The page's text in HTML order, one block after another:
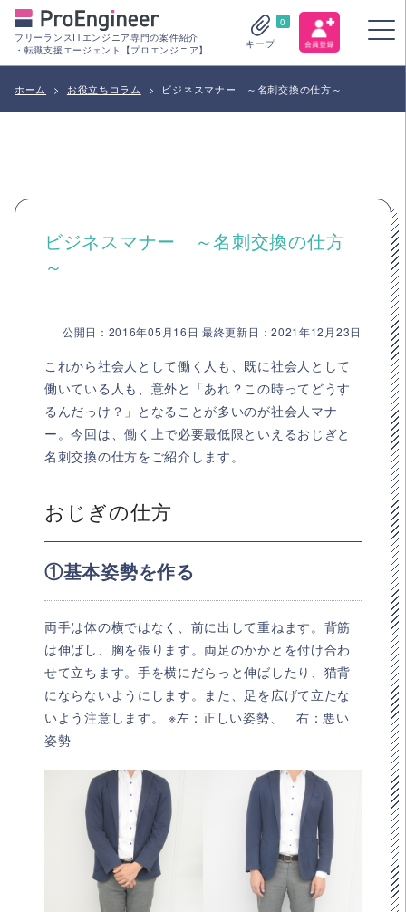
フリーランスITエンジニア専門の案件紹介
・転職支援エージェント【プロエンジニア】
0
キープ
ホーム > お役立ちコラム > ビジネスマナー ～名刺交換の仕方～
ビジネスマナー ～名刺交換の仕方
～
公開日：2016年05月16日 最終更新日：2021年12月23日
これから社会人として働く人も、既に社会人として
働いている人も、意外と「あれ？この時ってどうす
るんだっけ？」となることが多いのが社会人マナ
ー。今回は、働く上で必要最低限といえるおじぎと
名刺交換の仕方をご紹介します。
おじぎの仕方
①基本姿勢を作る
両手は体の横ではなく、前に出して重ねます。背筋
は伸ばし、胸を張ります。両足のかかとを付け合わ
せて立ちます。手を横にだらっと伸ばしたり、猫背
にならないようにします。また、足を広げて立たな
いよう注意します。 ※左：正しい姿勢、 右：悪い
姿勢